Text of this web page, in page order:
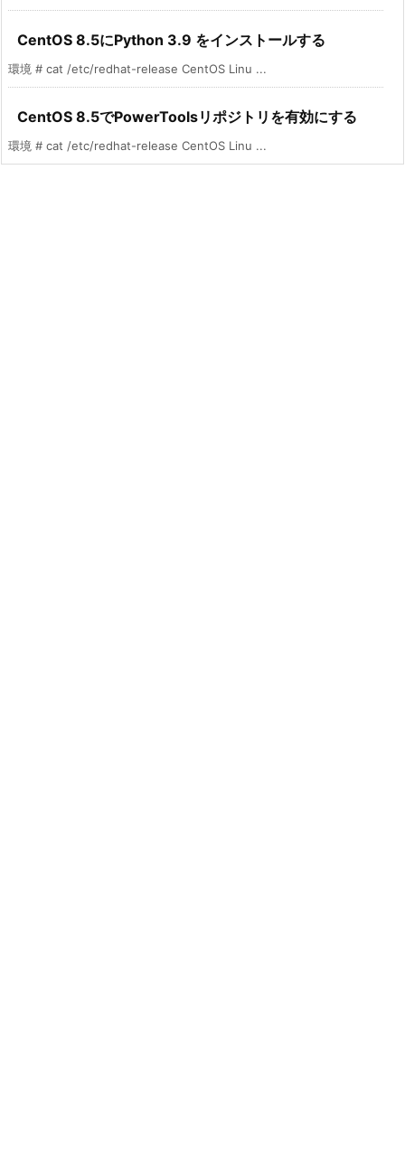
CentOS 8.5にPython 3.9 をインストールする
環境 # cat /etc/redhat-release CentOS Linu ...
CentOS 8.5でPowerToolsリポジトリを有効にする
環境 # cat /etc/redhat-release CentOS Linu ...